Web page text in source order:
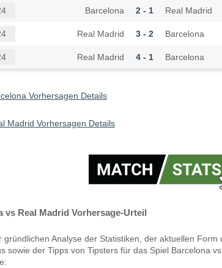
Barcelona 2 - 1 Real Madrid
Real Madrid 3 - 2 Barcelona
Real Madrid 4 - 1 Barcelona
Vorhersagen Details
Madrid Vorhersagen Details
vs Real Madrid Vorhersage-Urteil
gründlichen Analyse der Statistiken, der aktuellen
sowie der Tipps von Tipsters für das Spiel Barcelona